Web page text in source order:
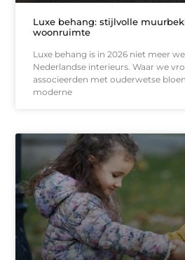
Luxe behang: stijlvolle
woonruimte
Luxe behang is in 2026 niet meer
Nederlandse interieurs. Waar we
associeerden met ouderwetse
moderne